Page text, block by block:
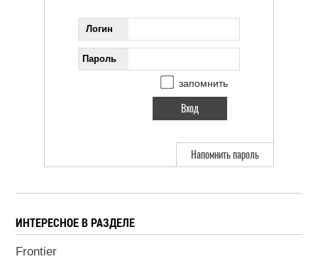
Логин
Пароль
запомнить
Напомнить пароль
ИНТЕРЕСНОЕ В РАЗДЕЛЕ
Frontier